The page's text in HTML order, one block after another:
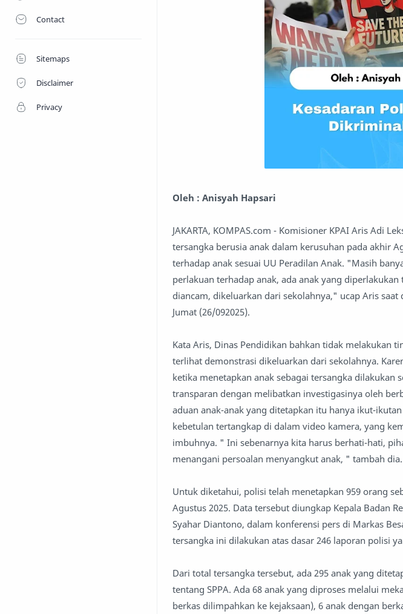
Contact
Sitemaps
Disclaimer
Privacy
Oleh : Anisyah Hapsari
JAKARTA, KOMPAS.com - Komisioner KPAI Aris Adi
tersangka berusia anak dalam kerusuhan pada akhir
terhadap anak sesuai UU Peradilan Anak. "Masih
perlakuan terhadap anak, ada anak yang
diancam, dikeluarkan dari sekolahnya," ucap Aris saat
Jumat (26/092025).
Kata Aris, Dinas Pendidikan bahkan tidak melakukan
terlihat demonstrasi dikeluarkan dari sekolahnya.
ketika menetapkan anak sebagai tersangka dilakukan
transparan dengan melibatkan investigasinya oleh
aduan anak-anak yang ditetapkan itu hanya ikut-
kebetulan tertangkap di dalam video kamera, yang
imbuhnya. " Ini sebenarnya kita harus berhati-hati,
menangani persoalan menyangkut anak, " tambah dia.
Untuk diketahui, polisi telah menetapkan 959 orang
Agustus 2025. Data tersebut diungkap Kepala Badan
Syahar Diantono, dalam konferensi pers di Markas
tersangka ini dilakukan atas dasar 246 laporan polisi
Dari total tersangka tersebut, ada 295 anak yang
tentang SPPA. Ada 68 anak yang diproses melalui
berkas dilimpahkan ke kejaksaan), 6 anak dengan